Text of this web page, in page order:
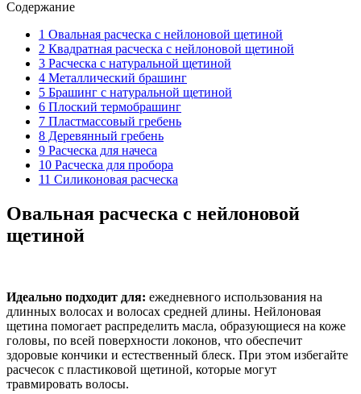
Содержание
1 Овальная расческа с нейлоновой щетиной
2 Квадратная расческа с нейлоновой щетиной
3 Расческа с натуральной щетиной
4 Металлический брашинг
5 Брашинг с натуральной щетиной
6 Плоский термобрашинг
7 Пластмассовый гребень
8 Деревянный гребень
9 Расческа для начеса
10 Расческа для пробора
11 Силиконовая расческа
Овальная расческа с нейлоновой
щетиной
Идеально подходит для: ежедневного использования на
длинных волосах и волосах средней длины. Нейлоновая
щетина помогает распределить масла, образующиеся на коже
головы, по всей поверхности локонов, что обеспечит
здоровые кончики и естественный блеск. При этом избегайте
расчесок с пластиковой щетиной, которые могут
травмировать волосы.